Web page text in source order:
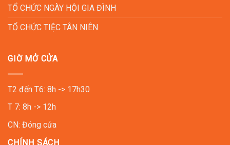
TỔ CHỨC NGÀY HỘI GIA ĐÌNH
TỔ CHỨC TIỆC TÂN NIÊN
GIỜ MỞ CỬA
T2 đến T6: 8h -> 17h30
T 7: 8h -> 12h
CN: Đóng cửa
CHÍNH SÁCH